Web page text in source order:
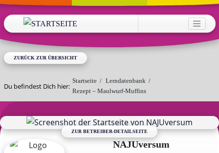
Direkt zum Inhalt
HAUPTNAVIGATION
ZURÜCK ZUR ÜBERSICHT
Du befindest Dich hier:
Startseite / Lerndatenbank /
Rezept – Maulwurf-Muffins
ZUR BETREIBER-DETAILSEITE
NAJUversum